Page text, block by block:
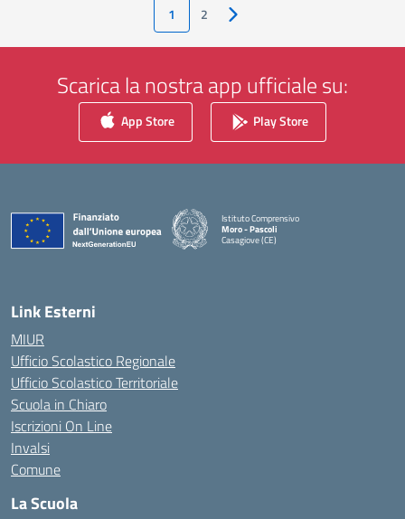
1 2 Pagina successiva
Scarica la nostra app ufficiale su:
App Store Play Store
Istituto Comprensivo
Moro - Pascoli
Casagiove (CE)
— Visita la pagina iniziale della scuola
Link Esterni
MIUR
Ufficio Scolastico Regionale
Ufficio Scolastico Territoriale
Scuola in Chiaro
Iscrizioni On Line
Invalsi
Comune
La Scuola